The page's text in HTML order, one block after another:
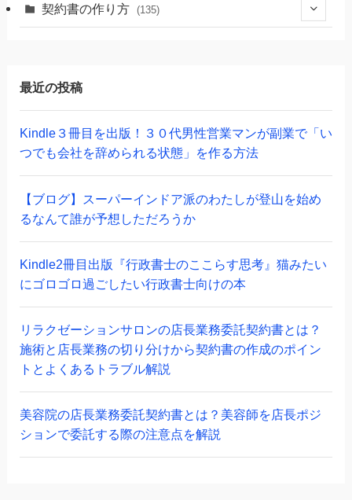
契約書の作り方 (135)
(20)
最近の投稿
Kindle３冊目を出版！３０代男性営業マンが副業で「い
つでも会社を辞められる状態」を作る方法
【ブログ】スーパーインドア派のわたしが登山を始め
るなんて誰が予想しただろうか
Kindle2冊目出版『行政書士のここらす思考』猫みたい
にゴロゴロ過ごしたい行政書士向けの本
リラクゼーションサロンの店長業務委託契約書とは？
施術と店長業務の切り分けから契約書の作成のポイン
トとよくあるトラブル解説
美容院の店長業務委託契約書とは？美容師を店長ポジ
ションで委託する際の注意点を解説